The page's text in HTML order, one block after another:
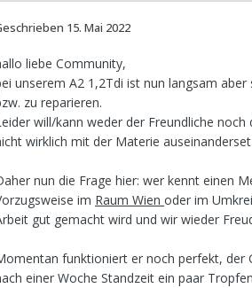
15. Mai 2022
liebe Community,
unserem A2 1,2Tdi ist nun langsam
zu reparieren.
will/kann weder der Freundliche
wirklich mit der Materie
nun die Frage hier: wer kennt einen
im Raum Wien oder im
gut gemacht wird und wir wieder
funktioniert er noch perfekt, der
einer Woche Standzeit ein paar